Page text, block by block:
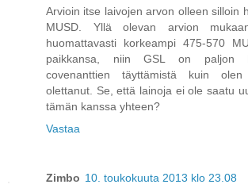
Arvioin itse laivojen arvon olleen silloin
MUSD. Yllä olevan arvion
huomattavasti korkeampi 475-570
paikkansa, niin GSL on paljon
covenanttien täyttämistä kuin
olettanut. Se, että lainoja ei ole saatu
tämän kanssa yhteen?
Vastaa
Zimbo 10. toukokuuta 2013 klo 23.08